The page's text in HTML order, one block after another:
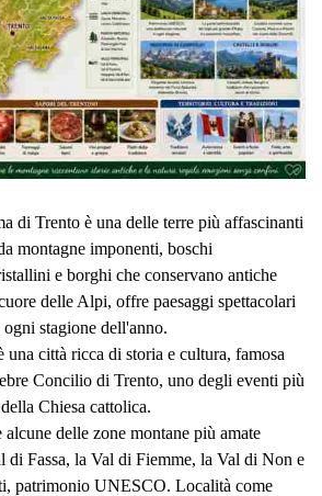
di Trento è una delle terre più affascinanti
montagne imponenti, boschi
e borghi che conservano antiche
delle Alpi, offre paesaggi spettacolari
stagione dell'anno.
città ricca di storia e cultura, famosa
Concilio di Trento, uno degli eventi più
Chiesa cattolica.
delle zone montane più amate
di Fassa, la Val di Fiemme, la Val di Non e
patrimonio UNESCO. Località come